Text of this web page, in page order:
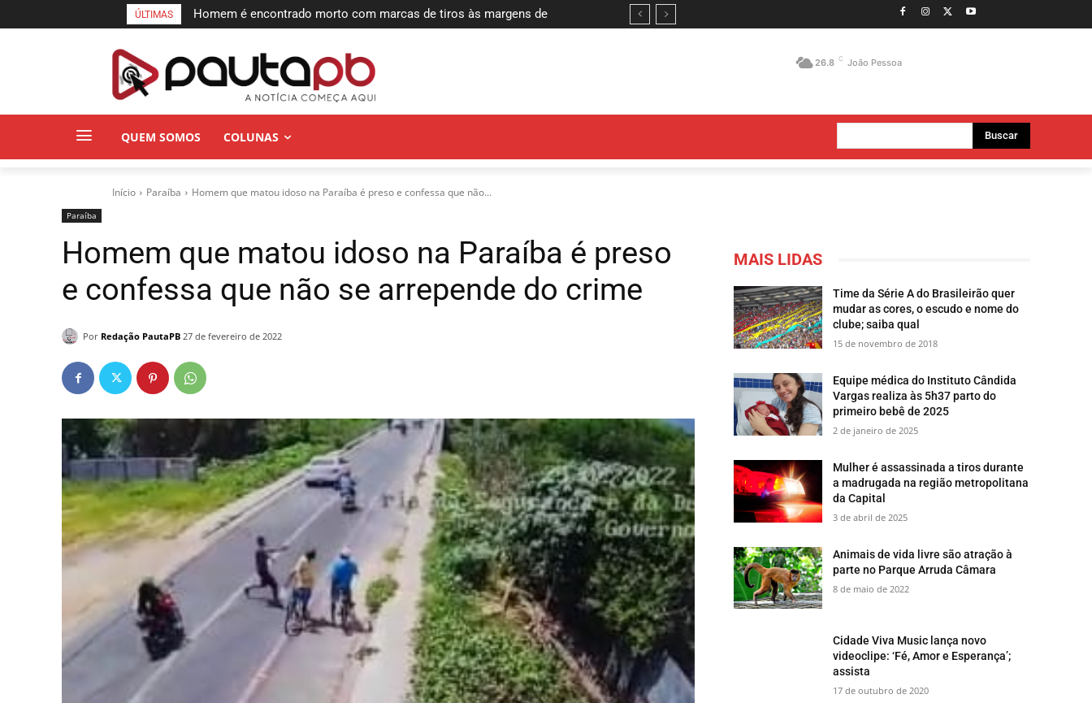
ÚLTIMAS
Homem é encontrado morto com marcas de tiros às margens de
Homem de 54 anos é encontrado morto em casa, na Paraíba, e
26.8 C João Pessoa
QUEM SOMOS COLUNAS Buscar
Início Paraí­ba Homem que matou idoso na Paraíba é preso e confessa que não...
Paraí­ba
Homem que matou idoso na Paraíba é preso
e confessa que não se arrepende do crime
Por Redação PautaPB 27 de fevereiro de 2022
MAIS LIDAS
Time da Série A do Brasileirão quer
mudar as cores, o escudo e nome do
clube; saiba qual
15 de novembro de 2018
Equipe médica do Instituto Cândida
Vargas realiza às 5h37 parto do
primeiro bebê de 2025
2 de janeiro de 2025
Mulher é assassinada a tiros durante
a madrugada na região metropolitana
da Capital
3 de abril de 2025
​Animais de vida livre são atração à
parte no Parque Arruda Câmara
8 de maio de 2022
Cidade Viva Music lança novo
videoclipe: ‘Fé, Amor e Esperança’;
assista
17 de outubro de 2020